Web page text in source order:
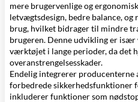
mere brugervenlige og
letvægtsdesign, bedre balance,
brug, hvilket bidrager til mindre
brugeren. Denne udvikling er
værktøjet i lange perioder, da det
overanstrengelsesskader.
Endelig integrerer
forbedrede sikkerhedsfunktioner
inkluderer funktioner som